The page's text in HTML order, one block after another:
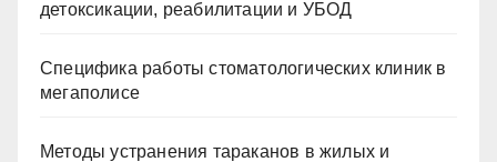
детоксикации, реабилитации и УБОД
Специфика работы стоматологических клиник в
мегаполисе
Методы устранения тараканов в жилых и